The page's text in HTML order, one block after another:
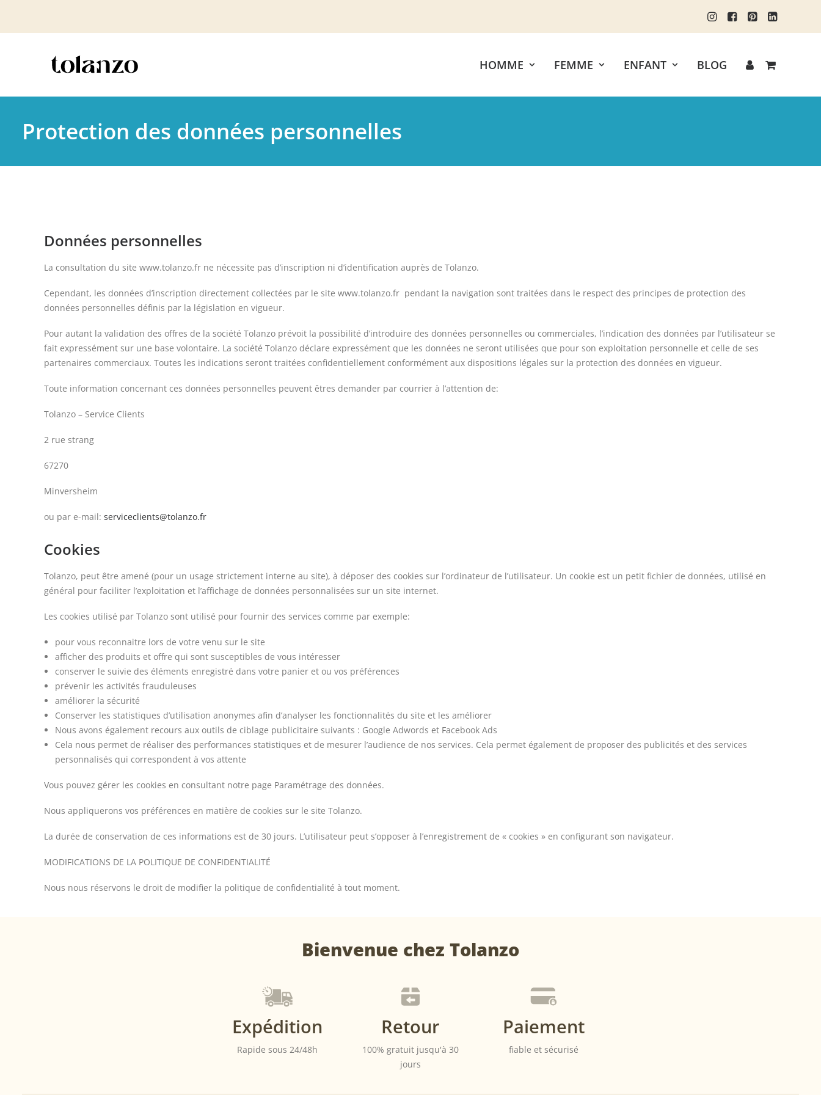
HOMME FEMME ENFANT BLOG
Protection des données personnelles
Données personnelles
La consultation du site www.tolanzo.fr ne nécessite pas d’inscription ni d’identification auprès de Tolanzo.
Cependant, les données d’inscription directement collectées par le site www.tolanzo.fr pendant la navigation sont traitées dans le respect des principes de protection des
données personnelles définis par la législation en vigueur.
Pour autant la validation des offres de la société Tolanzo prévoit la possibilité d’introduire des données personnelles ou commerciales, l’indication des données par l’utilisateur se
fait expressément sur une base volontaire. La société Tolanzo déclare expressément que les données ne seront utilisées que pour son exploitation personnelle et celle de ses
partenaires commerciaux. Toutes les indications seront traitées confidentiellement conformément aux dispositions légales sur la protection des données en vigueur.
Toute information concernant ces données personnelles peuvent êtres demander par courrier à l’attention de:
Tolanzo – Service Clients
2 rue strang
67270
Minversheim
ou par e-mail: serviceclients@tolanzo.fr
Cookies
Tolanzo, peut être amené (pour un usage strictement interne au site), à déposer des cookies sur l’ordinateur de l’utilisateur. Un cookie est un petit fichier de données, utilisé en
général pour faciliter l’exploitation et l’affichage de données personnalisées sur un site internet.
Les cookies utilisé par Tolanzo sont utilisé pour fournir des services comme par exemple:
pour vous reconnaitre lors de votre venu sur le site
afficher des produits et offre qui sont susceptibles de vous intéresser
conserver le suivie des éléments enregistré dans votre panier et ou vos préférences
prévenir les activités frauduleuses
améliorer la sécurité
Conserver les statistiques d’utilisation anonymes afin d’analyser les fonctionnalités du site et les améliorer
Nous avons également recours aux outils de ciblage publicitaire suivants : Google Adwords et Facebook Ads
Cela nous permet de réaliser des performances statistiques et de mesurer l’audience de nos services. Cela permet également de proposer des publicités et des services
personnalisés qui correspondent à vos attente
Vous pouvez gérer les cookies en consultant notre page Paramétrage des données.
Nous appliquerons vos préférences en matière de cookies sur le site Tolanzo.
La durée de conservation de ces informations est de 30 jours. L’utilisateur peut s’opposer à l’enregistrement de « cookies » en configurant son navigateur.
MODIFICATIONS DE LA POLITIQUE DE CONFIDENTIALITÉ
Nous nous réservons le droit de modifier la politique de confidentialité à tout moment.
Bienvenue chez Tolanzo
Expédition
Rapide sous 24/48h
Retour
100% gratuit jusqu'à 30
jours
Paiement
fiable et sécurisé